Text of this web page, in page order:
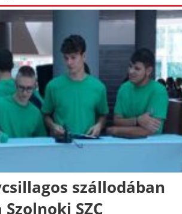
szállodában
SZC